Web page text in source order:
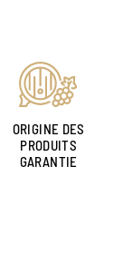
ORIGINE DES
PRODUITS
GARANTIE